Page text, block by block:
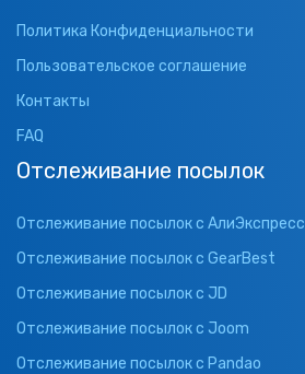
Политика Конфиденциальности
Пользовательское соглашение
Контакты
FAQ
Отслеживание посылок
Отслеживание посылок с АлиЭкспресс
Отслеживание посылок с GearBest
Отслеживание посылок с JD
Отслеживание посылок с Joom
Отслеживание посылок с Pandao